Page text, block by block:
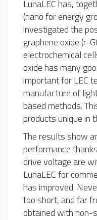
LunaLEC has,
(nano for energy
investigated the
graphene oxide (r-
electrochemical
oxide has many
important for LEC
manufacture of
based methods.
products unique in
The results show
performance
drive voltage are
LunaLEC for
has improved.
too short, and far
obtained with non-